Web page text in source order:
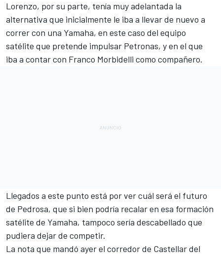
Lorenzo, por su parte, tenía muy adelantada la
alternativa que inicialmente le iba a llevar de nuevo a
correr con una Yamaha, en este caso del equipo
satélite que pretende impulsar Petronas, y en el que
iba a contar con Franco Morbidelli como compañero.
Llegados a este punto está por vercuál será el futuro
de Pedrosa, que si bien podría recalar en esa formación
satélite de Yamaha, tampoco sería descabellado que
pudiera dejar de competir.
La nota que mandó ayer el corredor de Castellar del